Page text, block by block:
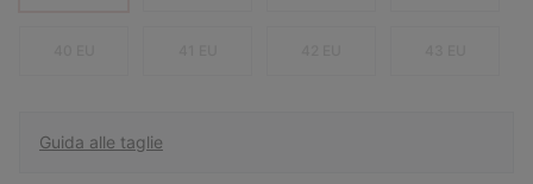
Guida alle taglie